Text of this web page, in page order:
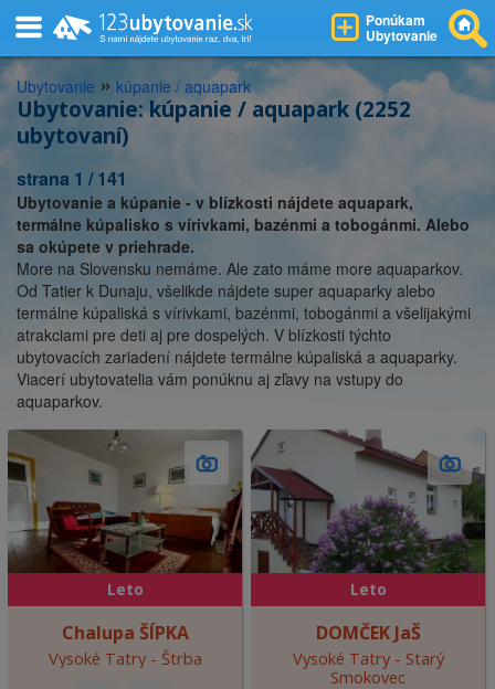
Ponúkam
Ubytovanie
Ubytovanie » kúpanie / aquapark
Ubytovanie: kúpanie / aquapark (2252
ubytovaní)
strana 1 / 141
Ubytovanie a kúpanie - v blízkosti nájdete aquapark,
termálne kúpalisko s vírivkami, bazénmi a tobogánmi. Alebo
sa okúpete v priehrade.
More na Slovensku nemáme. Ale zato máme more aquaparkov.
Od Tatier k Dunaju, všelikde nájdete super aquaparky alebo
termálne kúpaliská s vírivkami, bazénmi, tobogánmi a všelijakými
atrakciami pre deti aj pre dospelých. V blízkosti týchto
ubytovacích zariadení nájdete termálne kúpaliská a aquaparky.
Viacerí ubytovatelia vám ponúknu aj zľavy na vstupy do
aquaparkov.
Leto
Chalupa ŠÍPKA
Vysoké Tatry - Štrba
Leto
DOMČEK JaŠ
Vysoké Tatry - Starý
Smokovec